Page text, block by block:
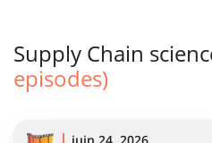
Supply Chain
episodes)